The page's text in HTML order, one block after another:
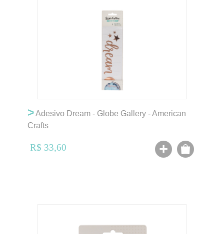
>Adesivo Dream - Globe Gallery - American
Crafts
R$ 33,60